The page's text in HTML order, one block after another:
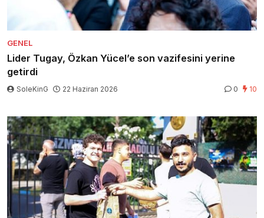
GENEL
Lider Tugay, Özkan Yücel’e son vazifesini yerine
getirdi
SoleKinG 22 Haziran 2026 0 10